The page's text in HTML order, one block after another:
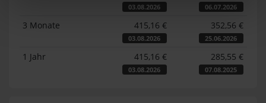
03.08.2026 06.07.2026
3 Monate 415,16 €
03.08.2026
352,56 €
25.06.2026
1 Jahr 415,16 €
03.08.2026
285,55 €
07.08.2025